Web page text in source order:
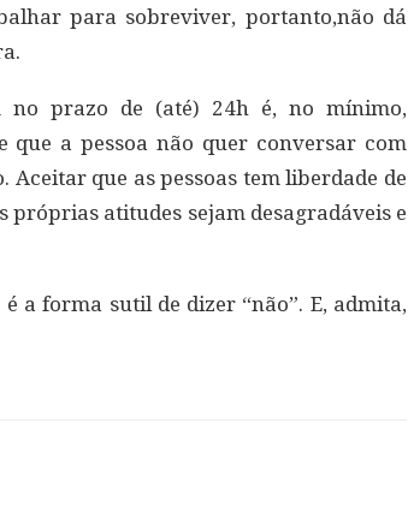
para sobreviver, portanto,não dá
no prazo de (até) 24h é, no mínimo,
que a pessoa não quer conversar com
Aceitar que as pessoas tem liberdade de
próprias atitudes sejam desagradáveis e
a forma sutil de dizer “não”. E, admita,